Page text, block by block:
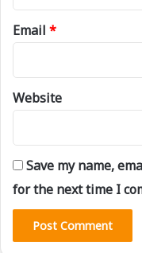
Email *
Website
Save my name,
for the next time I